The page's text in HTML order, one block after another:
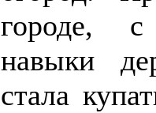
городе, с
навыки
стала